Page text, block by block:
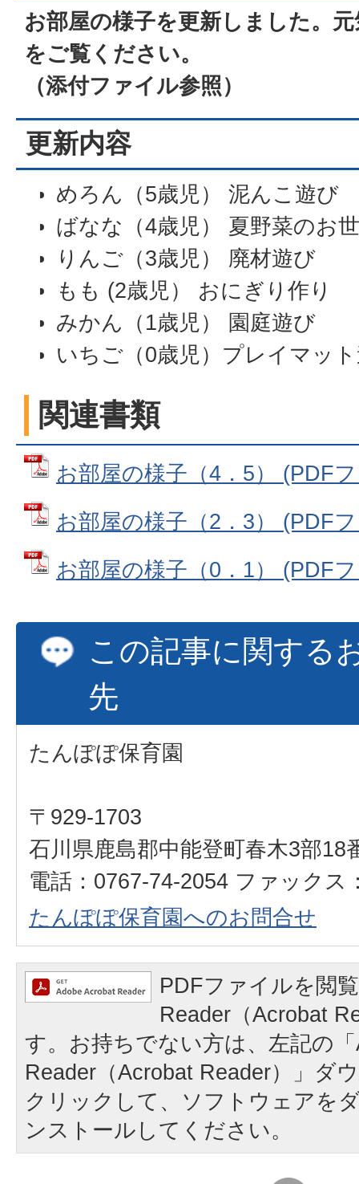
お部屋の様子を更新しました。
をご覧ください。
（添付ファイル参照）
更新内容
めろん（5歳児） 泥んこ遊び
ばなな（4歳児） 夏野菜のお
りんご（3歳児） 廃材遊び
もも (2歳児） おにぎり作り
みかん（1歳児） 園庭遊び
いちご（0歳児）プレイマッ
関連書類
お部屋の様子（4．5） (PDF
お部屋の様子（2．3） (PDF
お部屋の様子（0．1） (PDF
この記事に関する
先
たんぽぽ保育園
〒929-1703
石川県鹿島郡中能登町春木3部18
電話：0767-74-2054 ファックス
たんぽぽ保育園へのお問合せ
PDFファイルを閲
Reader（Acrobat
す。お持ちでない方は、左記の
Reader（Acrobat Reader）」ダ
クリックして、ソフトウェアを
ンストールしてください。